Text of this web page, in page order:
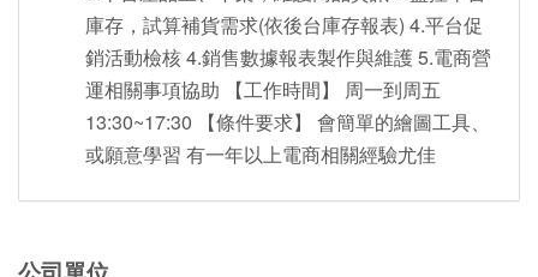
庫存，試算補貨需求(依後台庫存報表) 4.平台促
銷活動檢核 4.銷售數據報表製作與維護 5.電商營
運相關事項協助 【工作時間】 周一到周五
13:30~17:30 【條件要求】 會簡單的繪圖工具、
或願意學習 有一年以上電商相關經驗尤佳